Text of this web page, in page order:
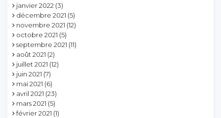
janvier 2022 (3)
décembre 2021 (5)
novembre 2021 (12)
octobre 2021 (5)
septembre 2021 (11)
août 2021 (2)
juillet 2021 (12)
juin 2021 (7)
mai 2021 (6)
avril 2021 (23)
mars 2021 (5)
février 2021 (1)